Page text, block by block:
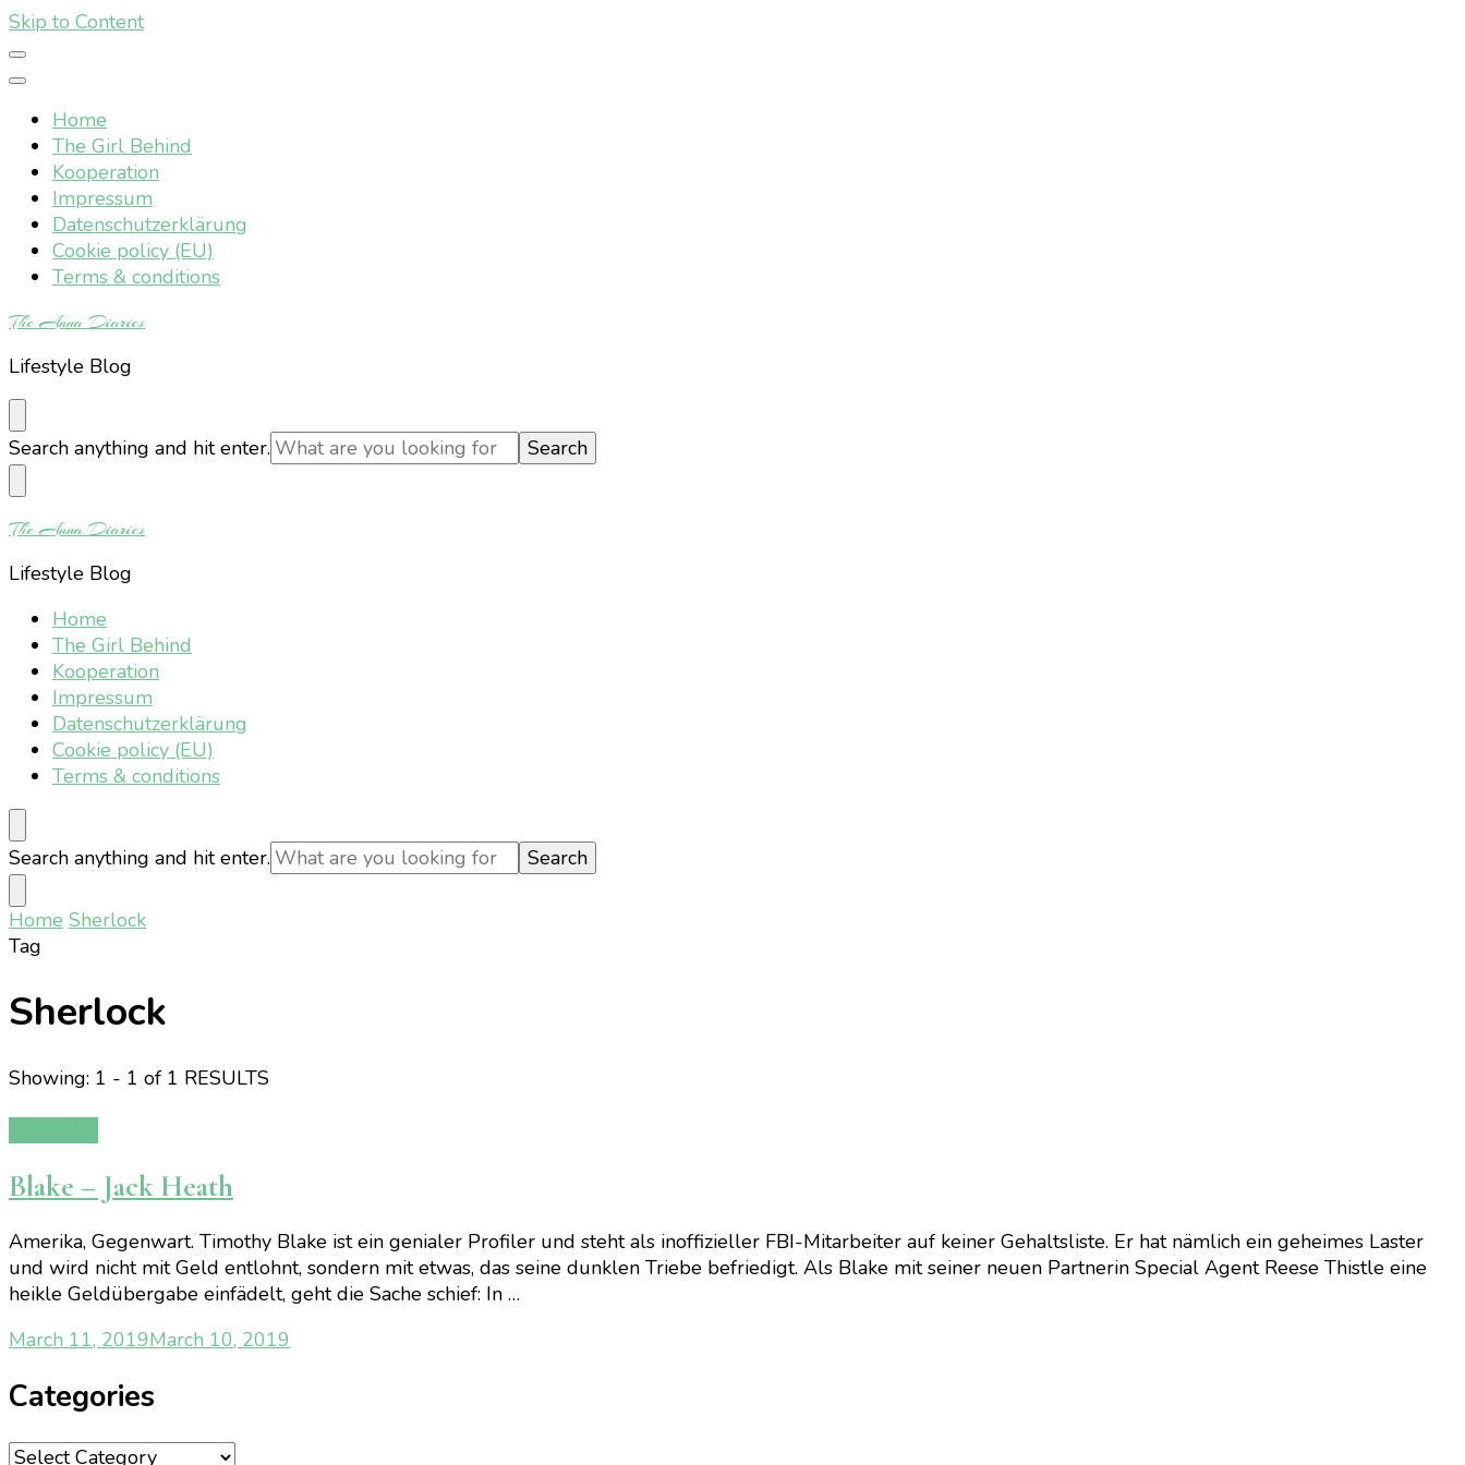
Skip to Content
Home
The Girl Behind
Kooperation
Impressum
Datenschutzerklärung
Cookie policy (EU)
Terms & conditions
The Anna Diaries
Lifestyle Blog
Looking
for
Something?
Search anything and hit enter.
The Anna Diaries
Lifestyle Blog
Home
The Girl Behind
Kooperation
Impressum
Datenschutzerklärung
Cookie policy (EU)
Terms & conditions
Looking
for
Something?
Search anything and hit enter.
Home Sherlock
Tag
Sherlock
Showing: 1 - 1 of 1 RESULTS
Blake – Jack Heath
Amerika, Gegenwart. Timothy Blake ist ein genialer Profiler und steht als inoffizieller FBI-Mitarbeiter auf keiner Gehaltsliste. Er hat nämlich ein geheimes Laster
und wird nicht mit Geld entlohnt, sondern mit etwas, das seine dunklen Triebe befriedigt. Als Blake mit seiner neuen Partnerin Special Agent Reese Thistle eine
heikle Geldübergabe einfädelt, geht die Sache schief: In …
March 11, 2019March 10, 2019
Categories
Categories